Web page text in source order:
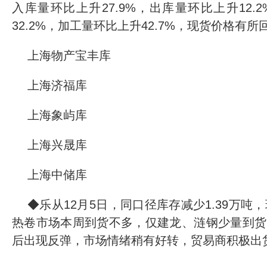
入库量环比上升27.9%，出库量环比上升
32.2%，加工量环比上升42.7%，现货价格有所
上海物产宝丰库
上海济福库
上海象屿库
上海兴晟库
上海中储库
◆乐从12月5日，同口径库存减少1.39万吨
热卷市场本周到货不多，仅建龙、涟钢少量到
后出现反弹，市场情绪稍有好转，贸易商积极